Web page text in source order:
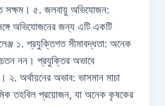
৫. জলবায়ু অভিযোজন:
অভিযোজনের জন্য এটি একটি
১. প্রযুক্তিগত সীমাবদ্ধতা: অনেক
নন। প্রযুক্তির অভাবে
২. অর্থায়নের অভাব: ভাসমান মাচা
তহবিল প্রয়োজন, যা অনেক কৃষকের